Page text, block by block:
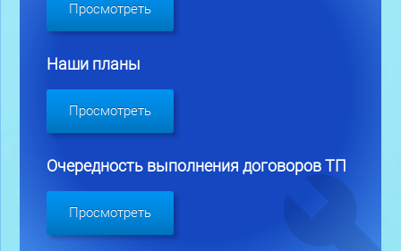
Просмотреть
Наши планы
Просмотреть
Очередность выполнения договоров ТП
Просмотреть